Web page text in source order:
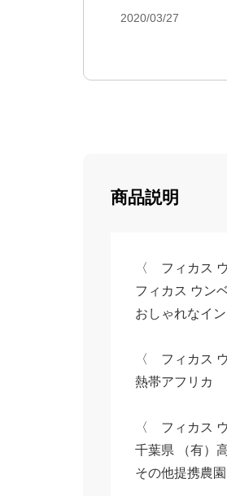
2020/03/27
商品説明
〈 フィカス
フィカス ウン
おしゃれなイ
〈 フィカス
熱帯アフリカ
〈 フィカス
千葉県 （有）
その他提携農園